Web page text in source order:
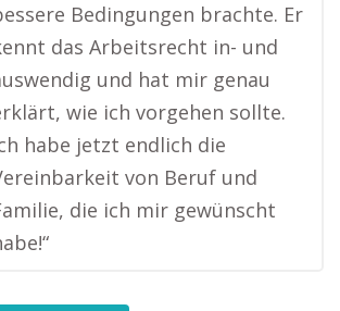
Bedingungen brachte. Er
das Arbeitsrecht in- und
und hat mir genau
wie ich vorgehen sollte.
habe jetzt endlich die
von Beruf und
die ich mir gewünscht